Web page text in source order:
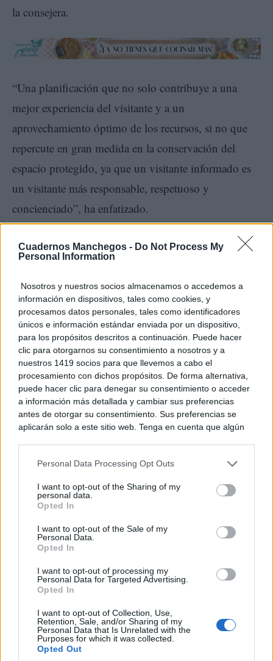
Cuadernos Manchegos - Do Not Process My
Personal Information
Nosotros y nuestros socios almacenamos o accedemos a
información en dispositivos, tales como cookies, y
procesamos datos personales, tales como identificadores
únicos e información estándar enviada por un dispositivo,
para los propósitos descritos a continuación. Puede hacer
clic para otorgarnos su consentimiento a nosotros y a
nuestros 1419 socios para que llevemos a cabo el
procesamiento con dichos propósitos. De forma alternativa,
puede hacer clic para denegar su consentimiento o acceder
a información más detallada y cambiar sus preferencias
antes de otorgar su consentimiento. Sus preferencias se
aplicarán solo a este sitio web. Tenga en cuenta que algún
rechazar tal procesamiento. Puede cambiar sus preferencias
a este sitio y haciendo clic en el botón "Privacidad" en la
parte inferior de la página web.
Please note that this website/app uses one or more Google
services and may gather and store information including but
not limited to your visit or usage behaviour. You may click to
use your data for below specified purposes in below Google
consent section.
Personal Data Processing Opt Outs
I want to opt-out of the Sharing of my
personal data.
Opted In
I want to opt-out of the Sale of my
Personal Data.
Opted In
I want to opt-out of processing my
Personal Data for Targeted Advertising.
Opted In
I want to opt-out of Collection, Use,
Retention, Sale, and/or Sharing of my
Personal Data that Is Unrelated with the
Purposes for which it was collected.
Opted Out
la consejera.
“Una planificación que no solo contribuye a una
mejor experiencia del visitante y a un
aprovechamiento óptimo de los recursos, si no que
repercute en gran medida en la conservación del
espacio protegido, ya que un visitante informado es
un visitante más responsable, respetuoso y
concienciado”, ha enfatizado.
Así, ha apuntado que las guías están repletas de
enlaces digitales que amplían la información para los
diferentes recursos, senderos, centros de visitantes,
recursos culturales del territorio, etcétera, además de
disponer de un nuevo y completo mapa de uso
público de cada parque que localiza en el territorio
todos los recursos.
Alto Tajo, candidato a mejor destino natural por
National Geographic
La titular de Desarrollo Sostenible también ha
querido poner en valor como ejemplo de la
importancia que han adquirido los espacios naturales
de Castilla-La Mancha “que el Parque Natural del
Alto Tajo ha sido elegido por la prestigiosa revista
National Geographic entre los cinco finalistas al